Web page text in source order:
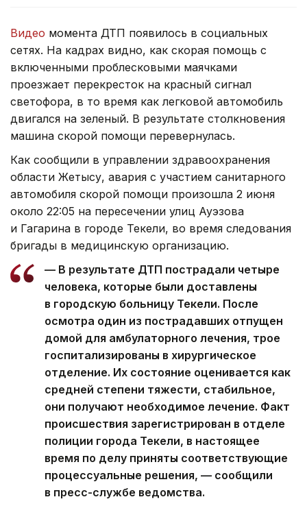
Видео момента ДТП появилось в социальных
сетях. На кадрах видно, как скорая помощь с
включенными проблесковыми маячками
проезжает перекресток на красный сигнал
светофора, в то время как легковой автомобиль
двигался на зеленый. В результате столкновения
машина скорой помощи перевернулась.
Как сообщили в управлении здравоохранения
области Жетысу, авария с участием санитарного
автомобиля скорой помощи произошла 2 июня
около 22:05 на пересечении улиц Ауэзова
и Гагарина в городе Текели, во время следования
бригады в медицинскую организацию.
— В результате ДТП пострадали четыре
человека, которые были доставлены
в городскую больницу Текели. После
осмотра один из пострадавших отпущен
домой для амбулаторного лечения, трое
госпитализированы в хирургическое
отделение. Их состояние оценивается как
средней степени тяжести, стабильное,
они получают необходимое лечение. Факт
происшествия зарегистрирован в отделе
полиции города Текели, в настоящее
время по делу приняты соответствующие
процессуальные решения, — сообщили
в пресс-службе ведомства.